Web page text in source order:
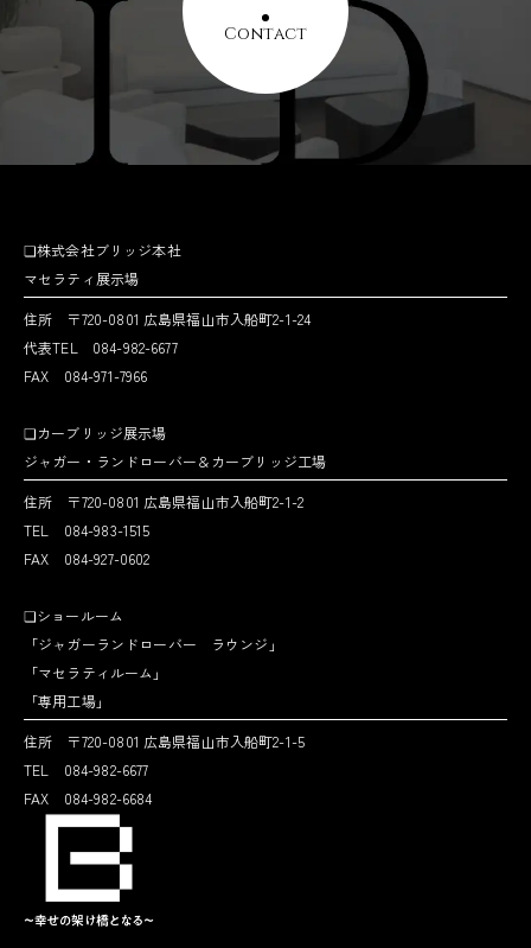
Contact
❏株式会社ブリッジ本社
マセラティ展示場
住所 〒720-0801 広島県福山市入船町2-1-24
代表TEL 084-982-6677
FAX 084-971-7966
❏カーブリッジ展示場
ジャガー・ランドローバー＆カーブリッジ工場
住所 〒720-0801 広島県福山市入船町2-1-2
TEL 084-983-1515
FAX 084-927-0602
❏ショールーム
「ジャガーランドローバー ラウンジ」
「マセラティルーム」
「専用工場」
住所 〒720-0801 広島県福山市入船町2-1-5
TEL 084-982-6677
FAX 084-982-6684